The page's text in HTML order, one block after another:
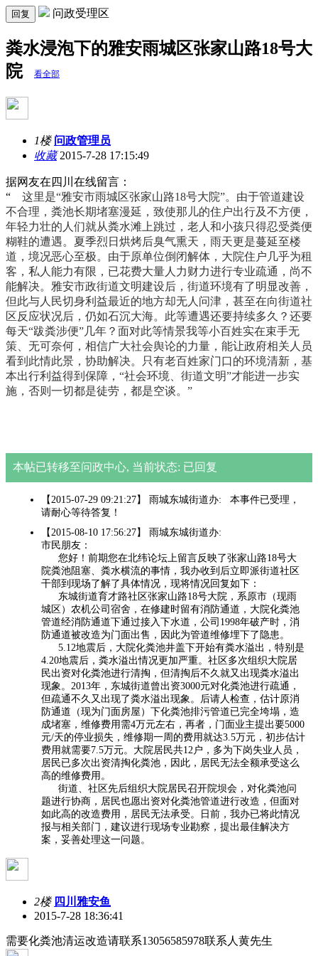
回复 问政受理区
粪水浸泡下的雅安雨城区张家山路18号大
院
看全部
1楼 问政管理员
收藏2015-7-28 17:15:49
据网友在四川在线留言：
“ 这里是“雅安市雨城区张家山路18号大院”。由于管道建设
不合理，粪池长期堵塞漫延，致使那儿的住户出行及不方便，
年轻力壮的人们就从粪水滩上跳过，老人和小孩只得忍受粪便
糊鞋的遭遇。夏季烈日烘烤后臭气熏天，雨天更是蔓延至楼
道，境况恶心至极。由于原单位倒闭解体，大院住户几乎为租
客，私人能力有限，已花费大量人力财力进行专业疏通，尚不
能解决。雅安市政街道文明建设后，街道环境有了明显改善，
但此与人民切身利益最近的地方却无人问津，甚至在向街道社
区反应状况后，仍如石沉大海。此等遭遇还要持续多久？还要
每天“跋粪涉便”几年？面对此等情景我等小百姓实在束手无
策、无可奈何，相信广大社会舆论的力量，能让政府相关人员
看到此情此景，协助解决。只有老百姓家门口的环境清新，基
本出行利益得到保障，“社会环境、街道文明”才能进一步实
施，否则一切都是徒劳，都是空谈。”
本帖已转移至问政中心, 当前状态: 已回复
【2015-07-29 09:21:27】 雨城东城街道办: 本事件已受理，
请耐心等待答复！
【2015-08-10 17:56:27】 雨城东城街道办:
市民朋友：
您好！前期您在北纬论坛上留言反映了张家山路18号大
院粪池阻塞、粪水横流的事情，我办收到后立即派街道社区
干部到现场了解了具体情况，现将情况回复如下：
东城街道育才路社区张家山路18号大院，系原市（现雨
城区）农机公司宿舍，在修建时留有消防通道，大院化粪池
管道经消防通道下通过接入下水道，公司1998年破产时，消
防通道被改造为门面出售，因此为管道维修埋下了隐患。
5.12地震后，大院化粪池井盖下开始有粪水溢出，特别是
4.20地震后，粪水溢出情况更加严重。社区多次组织大院居
民出资对化粪池进行清掏，但清掏后不久就又出现粪水溢出
现象。2013年，东城街道曾出资3000元对化粪池进行疏通，
但疏通不久又出现了粪水溢出现象。后请人检查，估计原消
防通道（现为门面房屋）下化粪池排污管道已完全垮塌，造
成堵塞，维修费用需4万元左右，再者，门面业主提出要5000
元/天的停业损失，维修期一周的费用就达3.5万元，初步估计
费用就需要7.5万元。大院居民共12户，多为下岗失业人员，
居民已多次出资清掏化粪池，因此，居民无法全额承受这么
高的维修费用。
街道、社区先后组织大院居民召开院坝会，对化粪池问
题进行协商，居民也愿出资对化粪池管道进行改造，但面对
如此高的改造费用，居民无法承受。日前，我办已将此情况
报与相关部门，建议进行现场专业勘察，提出最佳解决方
案，妥善处理这一问题。
2楼 四川雅安鱼
2015-7-28 18:36:41
需要化粪池清运改造请联系13056585978联系人黄先生